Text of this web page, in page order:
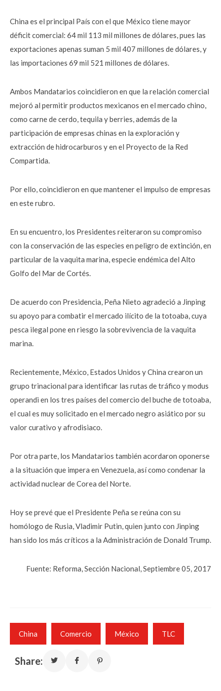
China es el principal País con el que México tiene mayor
déficit comercial: 64 mil 113 mil millones de dólares, pues las
exportaciones apenas suman 5 mil 407 millones de dólares, y
las importaciones 69 mil 521 millones de dólares.
Ambos Mandatarios coincidieron en que la relación comercial
mejoró al permitir productos mexicanos en el mercado chino,
como carne de cerdo, tequila y berries, además de la
participación de empresas chinas en la exploración y
extracción de hidrocarburos y en el Proyecto de la Red
Compartida.
Por ello, coincidieron en que mantener el impulso de empresas
en este rubro.
En su encuentro, los Presidentes reiteraron su compromiso
con la conservación de las especies en peligro de extinción, en
particular de la vaquita marina, especie endémica del Alto
Golfo del Mar de Cortés.
De acuerdo con Presidencia, Peña Nieto agradeció a Jinping
su apoyo para combatir el mercado ilícito de la totoaba, cuya
pesca ilegal pone en riesgo la sobrevivencia de la vaquita
marina.
Recientemente, México, Estados Unidos y China crearon un
grupo trinacional para identificar las rutas de tráfico y modus
operandi en los tres países del comercio del buche de totoaba,
el cual es muy solicitado en el mercado negro asiático por su
valor curativo y afrodisiaco.
Por otra parte, los Mandatarios también acordaron oponerse
a la situación que impera en Venezuela, así como condenar la
actividad nuclear de Corea del Norte.
Hoy se prevé que el Presidente Peña se reúna con su
homólogo de Rusia, Vladimir Putin, quien junto con Jinping
han sido los más críticos a la Administración de Donald Trump.
Fuente: Reforma, Sección Nacional, Septiembre 05, 2017
China Comercio México TLC
Share: